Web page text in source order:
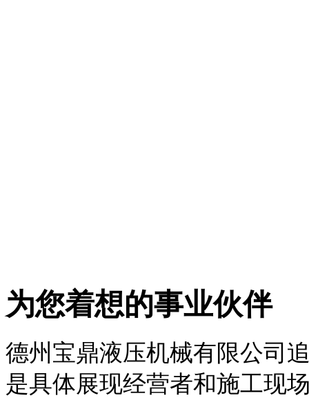
为您着想的事业伙伴
德州宝鼎液压机械有限公司
是具体展现经营者和施工现